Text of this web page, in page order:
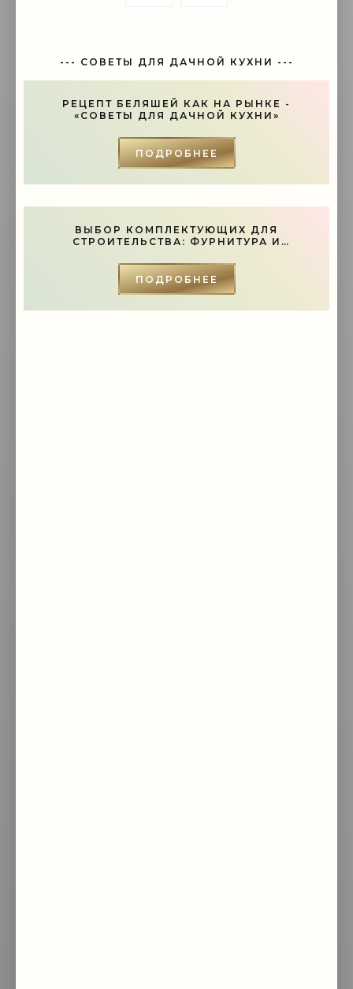
--- СОВЕТЫ ДЛЯ ДАЧНОЙ КУХНИ ---
РЕЦЕПТ БЕЛЯШЕЙ КАК НА РЫНКЕ -
«СОВЕТЫ ДЛЯ ДАЧНОЙ КУХНИ»
ПОДРОБНЕЕ
ВЫБОР КОМПЛЕКТУЮЩИХ ДЛЯ
СТРОИТЕЛЬСТВА: ФУРНИТУРА И
ПОДРОБНЕЕ